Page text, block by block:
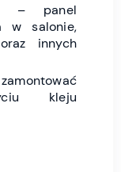
– panel
w salonie,
innych
kleju